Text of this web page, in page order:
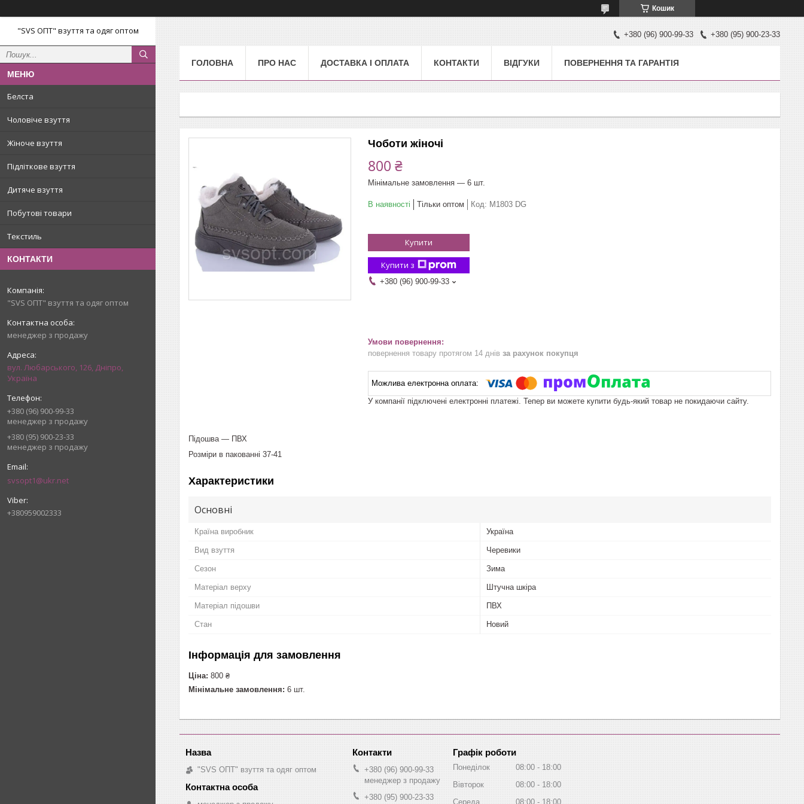
Кошик
"SVS ОПТ" взуття та одяг оптом
Белста
Чоловіче взуття
Жіноче взуття
Підліткове взуття
Дитяче взуття
Побутові товари
Текстиль
КОНТАКТИ
"SVS ОПТ" взуття та одяг оптом
менеджер з продажу
вул. Любарського, 126, Дніпро,
Україна
+380 (96) 900-99-33
менеджер з продажу
+380 (95) 900-23-33
менеджер з продажу
svsopt1@ukr.net
+380959002333
+380 (96) 900-99-33 +380 (95) 900-23-33
ГОЛОВНА ПРО НАС ДОСТАВКА І ОПЛАТА КОНТАКТИ ВІДГУКИ ПОВЕРНЕННЯ ТА ГАРАНТІЯ
Чоботи жіночі
800 ₴
Мінімальне замовлення — 6 шт.
В наявності Тільки оптом Код: М1803 DG
Купити
Купити з
+380 (96) 900-99-33
повернення товару протягом 14 днів за рахунок покупця
У компанії підключені електронні платежі. Тепер ви можете купити будь-який товар не покидаючи сайту.
Підошва — ПВХ
Розміри в пакованні 37-41
Характеристики
Основні
Країна виробник Україна
Вид взуття Черевики
Сезон Зима
Матеріал верху Штучна шкіра
Матеріал підошви ПВХ
Стан Новий
Інформація для замовлення
Ціна: 800 ₴
Мінімальне замовлення: 6 шт.
"SVS ОПТ" взуття та одяг оптом
+380 (96) 900-99-33
менеджер з продажу
+380 (95) 900-23-33
Графік роботи
Понеділок 08:00
18:00
Вівторок
08:00
18:00
Середа
08:00 18:00